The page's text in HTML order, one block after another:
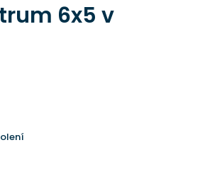
6x5 v